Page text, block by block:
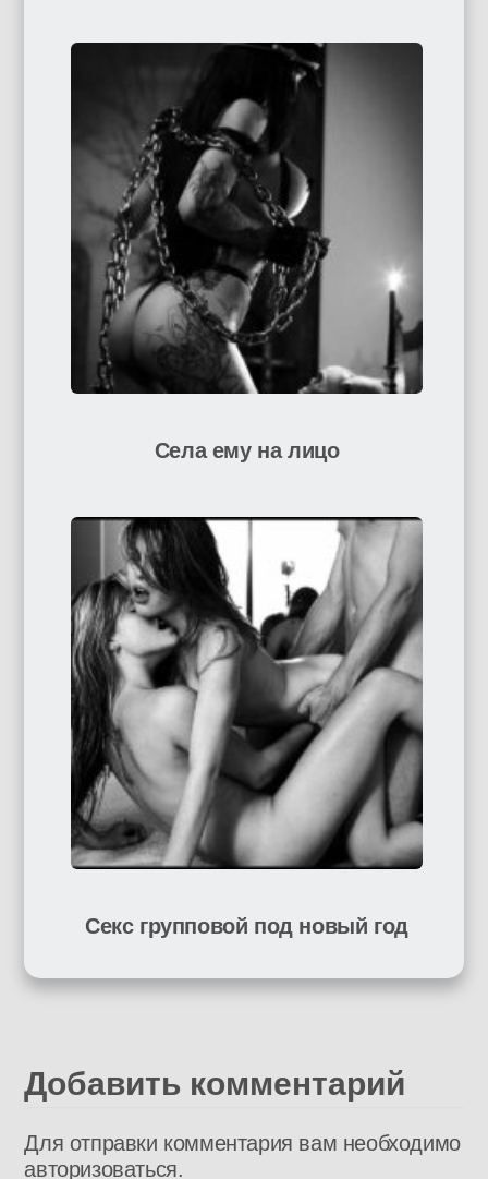
Села ему на лицо
Секс групповой под новый год
Добавить комментарий
Для отправки комментария вам необходимо
авторизоваться.